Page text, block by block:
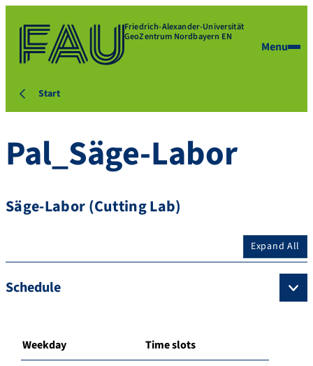
Friedrich-Alexander-Universität
GeoZentrum Nordbayern EN
Menu
Start
Pal_Säge-Labor
Säge-Labor (Cutting Lab)
Expand All
Schedule
Weekday Time slots